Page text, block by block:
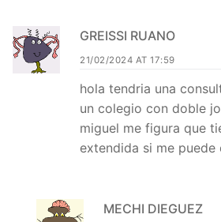
GREISSI RUANO
21/02/2024 AT 17:59
hola tendria una
un colegio con doble
miguel me figura que
extendida si me
MECHI DIEGUEZ